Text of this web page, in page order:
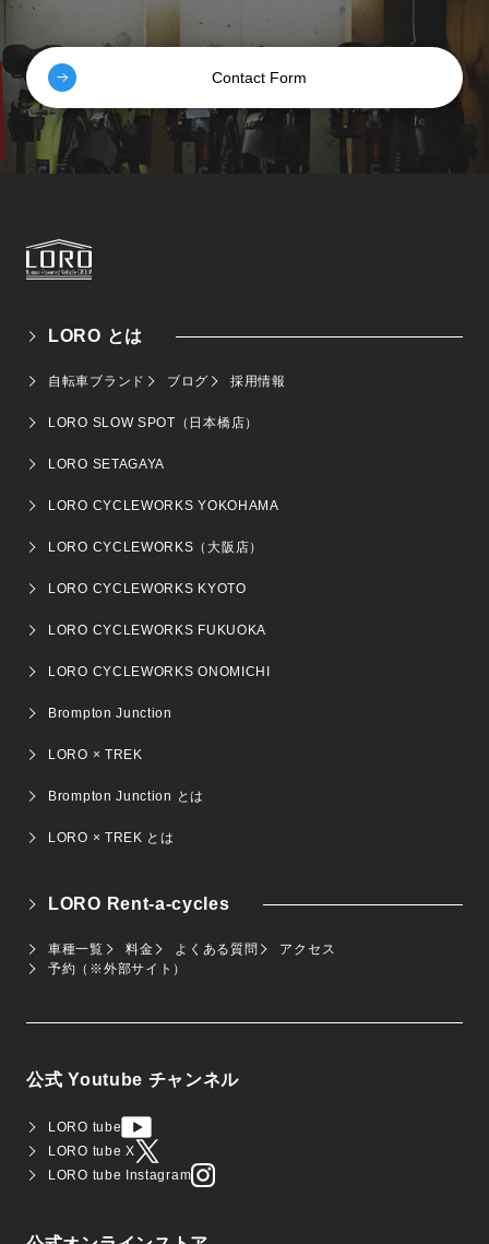
Contact Form
LORO とは
自転車ブランド ブログ 採用情報
LORO SLOW SPOT（日本橋店）
LORO SETAGAYA
LORO CYCLEWORKS YOKOHAMA
LORO CYCLEWORKS（大阪店）
LORO CYCLEWORKS KYOTO
LORO CYCLEWORKS FUKUOKA
LORO CYCLEWORKS ONOMICHI
Brompton Junction
LORO × TREK
Brompton Junction とは
LORO × TREK とは
LORO Rent-a-cycles
車種一覧 料金 よくある質問
アクセス
予約（※外部サイト）
公式 Youtube チャンネル
LORO tube
LORO tube X
LORO tube Instagram